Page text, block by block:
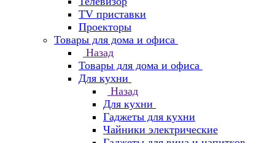
TV приставки
Проекторы
Товары для дома и офиса
Назад
Товары для дома и офиса
Для кухни
Назад
Для кухни
Гаджеты для кухни
Чайники электрические